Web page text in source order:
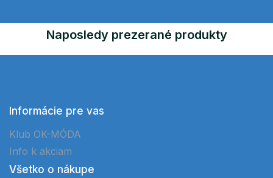
Naposledy prezerané produkty
Informácie pre vas
Klub OK-MÓDA
Info k akciam
Všetko o nákupe